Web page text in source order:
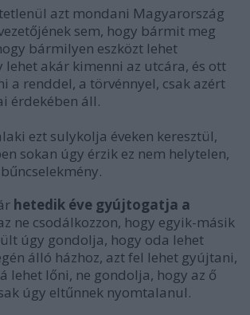
azt mondani Magyarország
sem, hogy bármit meg
bármilyen eszközt lehet
lehet akár kimenni az utcára, és ott
a renddel, a törvénnyel, csak azért
érdekében áll.
ezt sulykolja éveken keresztül,
sokan úgy érzik ez nem helytelen,
hetedik éve gyújtogatja a
ne csodálkozzon, hogy egyik-másik
úgy gondolja, hogy oda lehet
álló házhoz, azt fel lehet gyújtani,
lehet lőni, ne gondolja, hogy az ő
úgy eltűnnek nyomtalanul.